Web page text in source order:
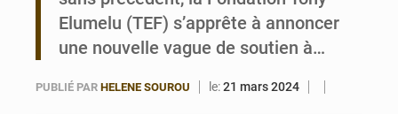
Elumelu (TEF) s’apprête à annoncer
une nouvelle vague de soutien à…
PUBLIÉ PAR HELENE SOUROU le:21 mars 2024